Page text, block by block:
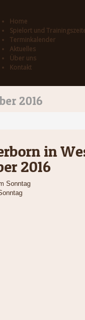
Home
Spielort und
Terminkalender
Aktuelles
Über uns
Kontakt
2016
in
2016